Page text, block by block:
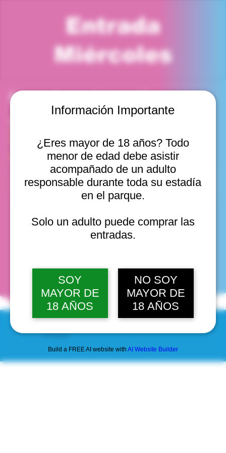
Información Importante
¿Eres mayor de 18 años? Todo
menor de edad debe asistir
acompañado de un adulto
responsable durante toda su estadía
en el parque.
Solo un adulto puede comprar las
entradas.
SOY
MAYOR DE
18 AÑOS
NO SOY
MAYOR DE
18 AÑOS
Build a FREE AI website with AI Website Builder
Entrada
Miércoles
Horario y ubicación
Valparaíso, Chile
Otras fechas
mié, 12 ago, 10:00 a. m.
mié, 12 ago, 11:00 a. m.
mié, 12 ago, 12:00 p. m.
Ver 20
fechas